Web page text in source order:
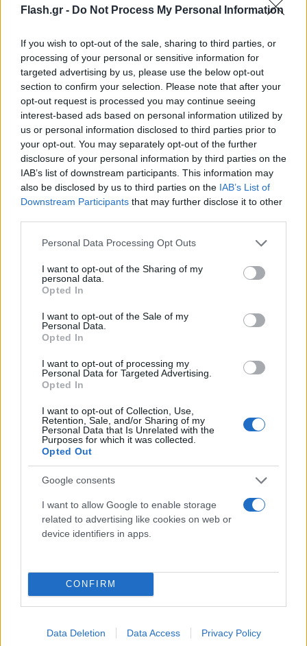
Flash.gr - Do Not Process My Personal Information
If you wish to opt-out of the sale, sharing to third parties, or
processing of your personal or sensitive information for
targeted advertising by us, please use the below opt-out
section to confirm your selection. Please note that after your
opt-out request is processed you may continue seeing
interest-based ads based on personal information utilized by
us or personal information disclosed to third parties prior to
your opt-out. You may separately opt-out of the further
disclosure of your personal information by third parties on the
IAB’s list of downstream participants. This information may
also be disclosed by us to third parties on the IAB’s List of
Downstream Participants that may further disclose it to other
Please note that this website/app uses one or more Google
not limited to your visit or usage behaviour. You may click to
grant or deny consent to Google and its third-party tags to
use your data for below specified purposes in below Google
consent section.
Personal Data Processing Opt Outs
I want to opt-out of the Sharing of my
personal data.
Opted In
I want to opt-out of the Sale of my
Personal Data.
Opted In
I want to opt-out of processing my
Personal Data for Targeted Advertising.
Opted In
I want to opt-out of Collection, Use,
Retention, Sale, and/or Sharing of my
Personal Data that Is Unrelated with the
Purposes for which it was collected.
Opted Out
Google consents
I want to allow Google to enable storage
related to advertising like cookies on web or
device identifiers in apps.
CONFIRM
Data Deletion Data Access Privacy Policy
πρώτες πρωινές ώρες σήμερα, για σκάφος (α.λ.σ.)
σε δυσχερή θέση με αλλοδαπούς επιβαίνοντες,
στην ανωτέρω θαλάσσια περιοχή και ξεκίνησε
επιχείρηση περισυλλογής αυτών από τη θάλασσα.
Στην εν λόγω θαλάσσια περιοχή επιχειρούν δύο
(02) ναυαγοσωστικά σκάφη Λ.Σ. - ΕΛ.ΑΚΤ., ένα (01)
πλοίο Π.Ν., τρία (03) παραπλέοντα, καθώς και ένα
(01) ελικόπτερο Π.Α SUPER PUMA.
Μέχρι στιγμής έχουν περισυλλεγεί σώα είκοσι
επιβαινόντων επί του ανωτέρω σκάφους επέβαιναν
περίπου ογδόντα (80) άτομα. Στη θαλάσσια περιοχή
των ερευνών, οι οποίες βρίσκονται σε πλήρη
εξέλιξη, επικρατούν άνεμοι εντάσεως ΔΒΔ 5-6 BF.